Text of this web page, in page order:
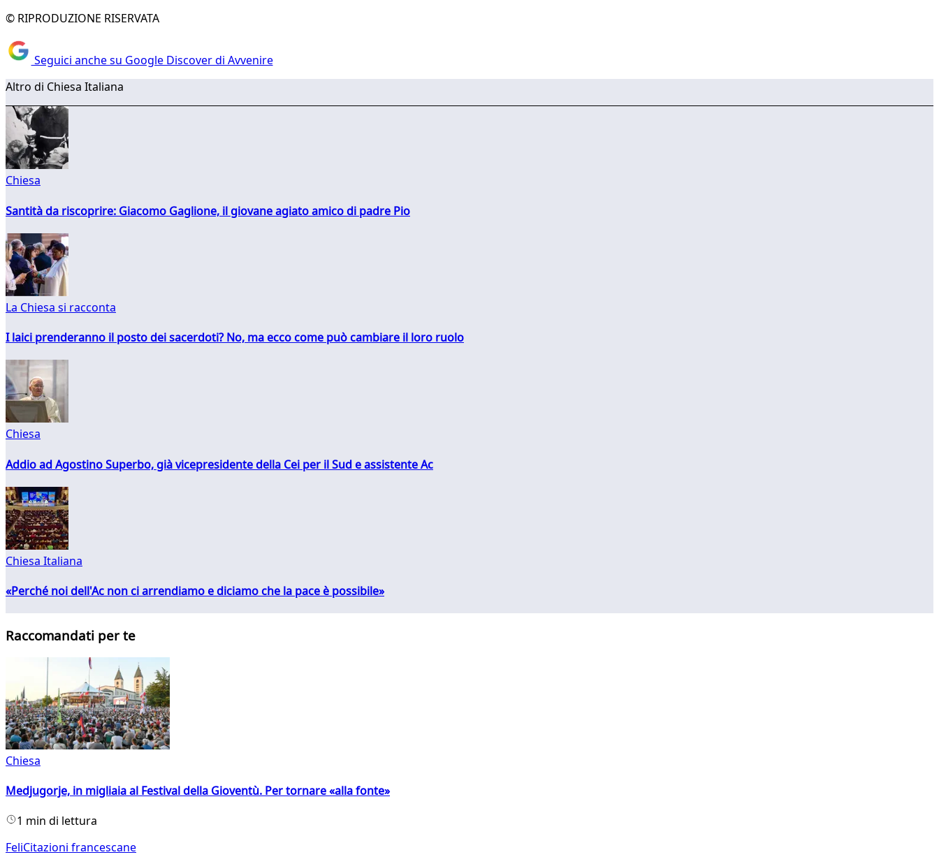
© RIPRODUZIONE RISERVATA
Seguici anche su Google Discover di Avvenire
Altro di Chiesa Italiana
Chiesa
Santità da riscoprire: Giacomo Gaglione, il giovane agiato amico di padre Pio
La Chiesa si racconta
I laici prenderanno il posto dei sacerdoti? No, ma ecco come può cambiare il loro ruolo
Chiesa
Addio ad Agostino Superbo, già vicepresidente della Cei per il Sud e assistente Ac
Chiesa Italiana
«Perché noi dell'Ac non ci arrendiamo e diciamo che la pace è possibile»
Raccomandati per te
Chiesa
Medjugorje, in migliaia al Festival della Gioventù. Per tornare «alla fonte»
1 min di lettura
FeliCitazioni francescane